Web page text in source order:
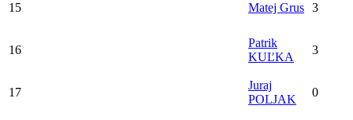
15 Matej Grus 3
16
Patrik
KUĽKA
3
17
Juraj
POLJAK
0